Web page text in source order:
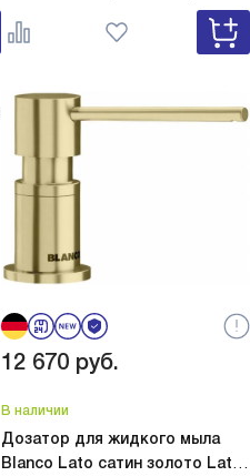
12 670 руб.
В наличии
Дозатор для жидкого мыла
Blanco Lato сатин золото Lato